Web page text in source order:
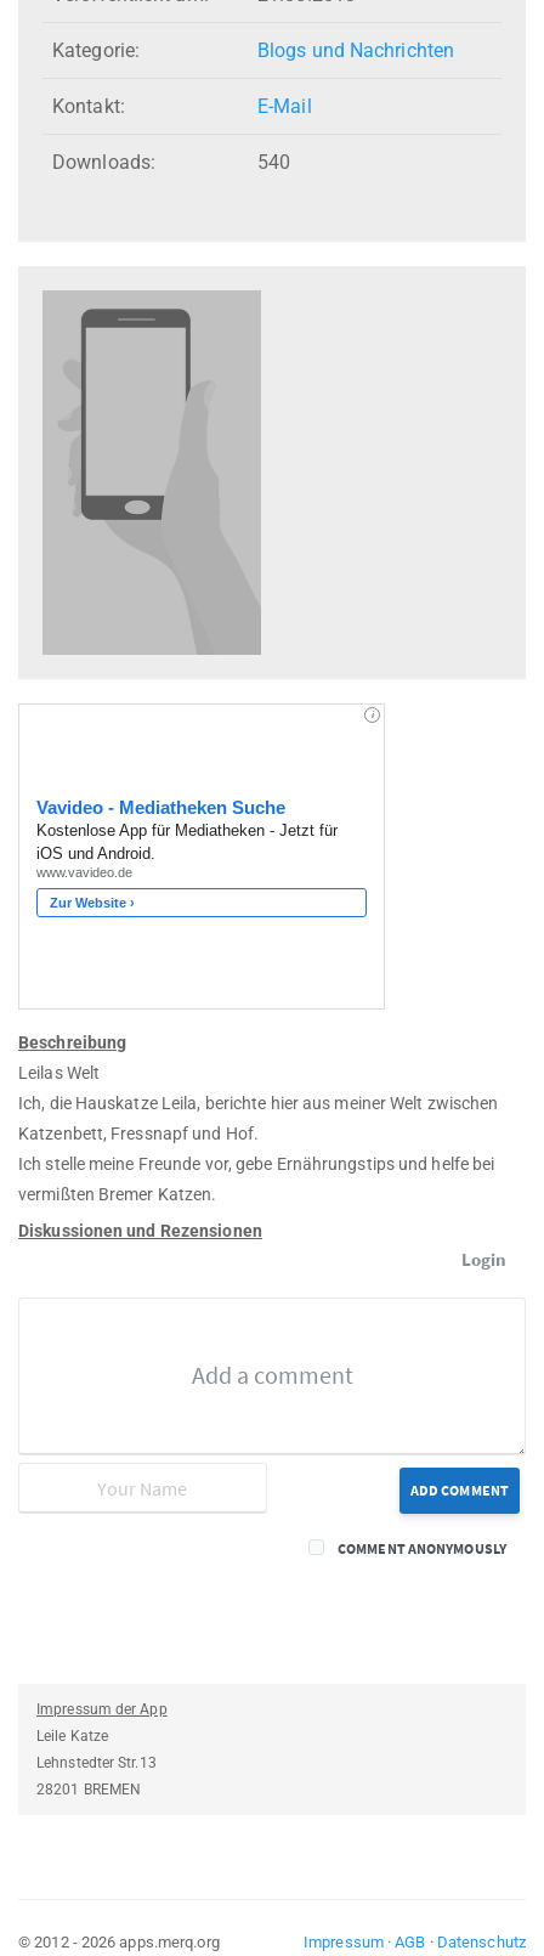
Kategorie: Blogs und Nachrichten
Kontakt: E-Mail
Downloads: 540
Beschreibung
Leilas Welt
Ich, die Hauskatze Leila, berichte hier aus meiner Welt zwischen
Katzenbett, Fressnapf und Hof.
Ich stelle meine Freunde vor, gebe Ernährungstips und helfe bei
vermißten Bremer Katzen.
Diskussionen und Rezensionen
Login
ADD COMMENT
COMMENT ANONYMOUSLY
Impressum der App
Leile Katze
Lehnstedter Str.13
28201 BREMEN
Impressum·AGB · Datenschutz
© 2012 - 2026 apps.merq.org